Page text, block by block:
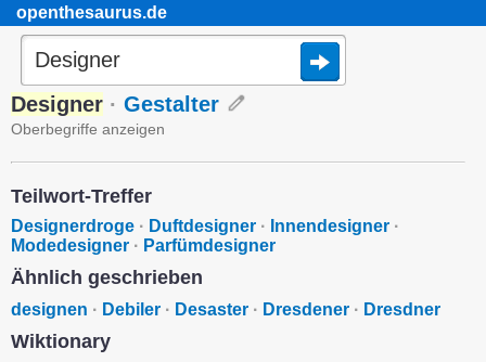
openthesaurus.de
Designer · Gestalter
Oberbegriffe anzeigen
Teilwort-Treffer
Designerdroge · Duftdesigner · Innendesigner ·
Modedesigner · Parfümdesigner
Ähnlich geschrieben
designen · Debiler · Desaster · Dresdener · Dresdner
Wiktionary